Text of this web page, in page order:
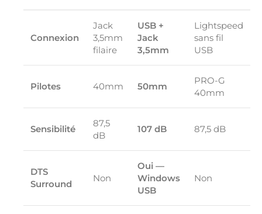
Connexion
Jack
3,5mm
filaire
USB +
Jack
3,5mm
Lightspeed
sans fil
USB
Pilotes 40mm 50mm
PRO-G
40mm
Sensibilité
87,5
dB
107 dB 87,5 dB
DTS
Surround
Non
Oui —
Windows
USB
Non